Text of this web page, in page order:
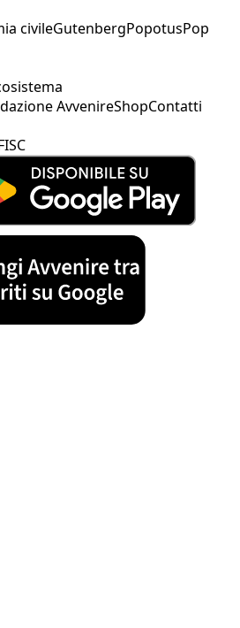
civileGutenbergPopotusPop
AvvenireShopContatti